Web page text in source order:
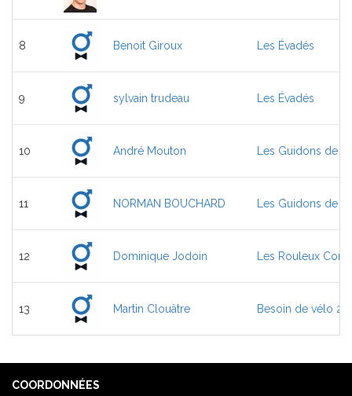
8 Benoit Giroux Les Évadés
9 sylvain trudeau Les Évadés
10 André Mouton Les Guidons de
11 NORMAN BOUCHARD Les Guidons de
12 Dominique Jodoin Les Rouleux
13 Martin Clouâtre Besoin de vélo 2.0
COORDONNÉES